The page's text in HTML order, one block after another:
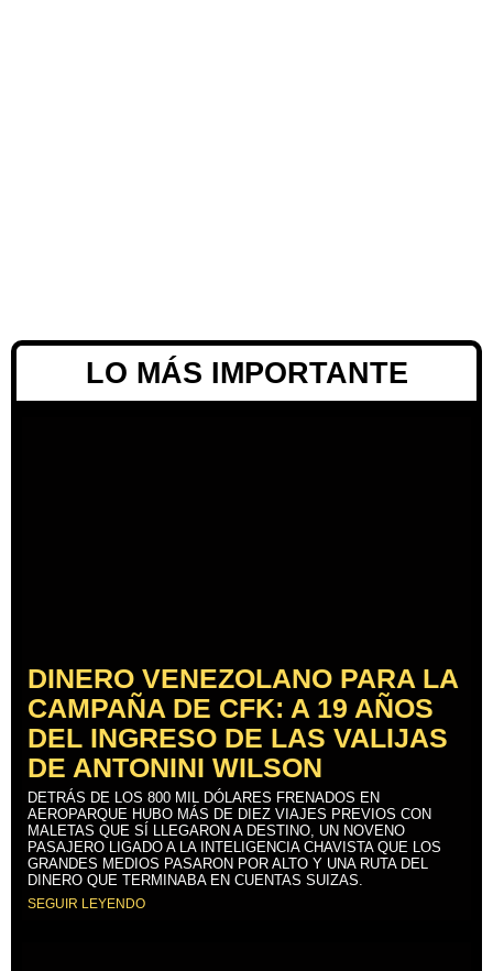
LO MÁS IMPORTANTE
DINERO VENEZOLANO PARA LA
CAMPAÑA DE CFK: A 19 AÑOS
DEL INGRESO DE LAS VALIJAS
DE ANTONINI WILSON
DETRÁS DE LOS 800 MIL DÓLARES FRENADOS EN
AEROPARQUE HUBO MÁS DE DIEZ VIAJES PREVIOS CON
MALETAS QUE SÍ LLEGARON A DESTINO, UN NOVENO
PASAJERO LIGADO A LA INTELIGENCIA CHAVISTA QUE LOS
GRANDES MEDIOS PASARON POR ALTO Y UNA RUTA DEL
DINERO QUE TERMINABA EN CUENTAS SUIZAS.
SEGUIR LEYENDO